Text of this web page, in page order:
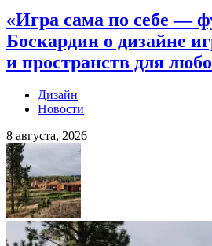
«Игра сама по себе —
Боскардин о дизайне
и пространств для
Дизайн
Новости
8 августа, 2026